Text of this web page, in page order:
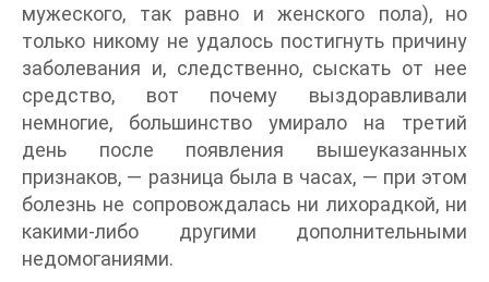
мужеского, так равно и женского пола), но
только никому не удалось постигнуть причину
заболевания и, следственно, сыскать от нее
средство, вот почему выздоравливали
немногие, большинство умирало на третий
день после появления вышеуказанных
признаков, — разница была в часах, — при этом
болезнь не сопровождалась ни лихорадкой, ни
какими-либо другими дополнительными
недомоганиями.